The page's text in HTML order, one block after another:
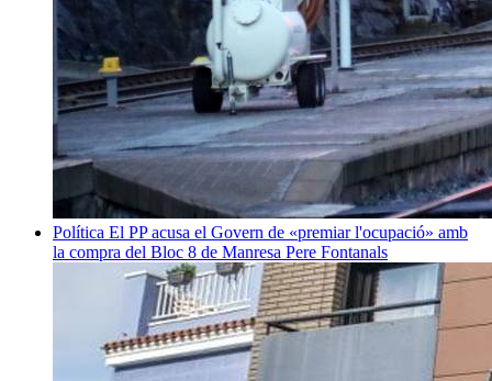
Política El PP acusa el Govern de «premiar l'ocupació» amb
la compra del Bloc 8 de Manresa Pere Fontanals